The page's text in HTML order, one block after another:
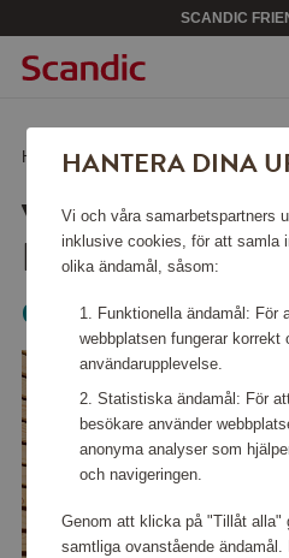
SCANDIC
Hem /Verktyg & trädgård/Verktyg/
ROLLUP XL
Gardena
HANTERA DINA
Vi och våra samarbetspartners
inklusive cookies, för att samla
olika ändamål, såsom:
Funktionella ändamål: För
webbplatsen fungerar korrekt
användarupplevelse.
Statistiska ändamål: För
besökare använder
anonyma analyser som
och navigeringen.
Genom att klicka på "Tillåt alla"
samtliga ovanstående